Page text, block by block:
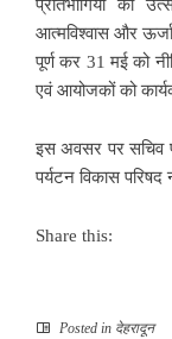
प्रतिभागियों का
आत्मविश्वास और
पूर्ण कर 31 मई को
एवं आयोजकों को
इस अवसर पर सचिव
पर्यटन विकास
Share this:
Posted in देहरादून